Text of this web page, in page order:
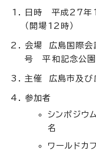
日時 平成27年
（開場12時）
会場 広島国際会
号 平和記念公園
主催 広島市及び
参加者
シンポジウ
名
ワールドカ